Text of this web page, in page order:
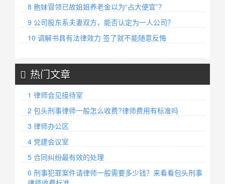
8 胞妹冒领已故姐姐养老金以为“占大便宜”？
9 公司股东系夫妻双方，能否认定为一人公司？
10 调解书具有法律效力 签了就不能随意反悔
热门文章
1 律师会见接待室
2 包头刑事律师一般怎么收费?律师费用有标准吗
3 律师办公区
4 党建会议室
5 合同纠纷最有效的处理
6 刑事犯罪案件请律师一般需要多少钱？来看看包头刑事